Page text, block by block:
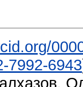
7992-6943